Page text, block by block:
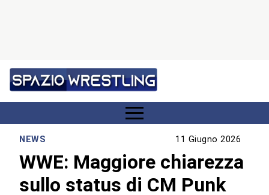
NEWS 11 Giugno 2026
WWE: Maggiore chiarezza
sullo status di CM Punk